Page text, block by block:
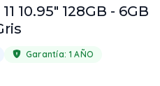
10.95" 128GB - 6GB
Garantía: 1 AÑO